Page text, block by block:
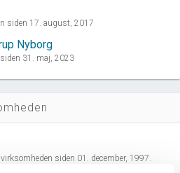
siden 17. august, 2017
Nyborg
31. maj, 2023
siden 01. december, 1997.